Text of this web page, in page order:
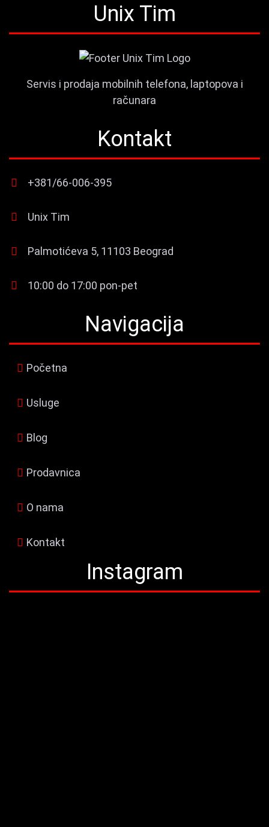
Unix Tim
Servis i prodaja mobilnih telefona, laptopova i
računara
Kontakt
+381/66-006-395
Unix Tim
Palmotićeva 5, 11103 Beograd
10:00 do 17:00 pon-pet
Navigacija
Početna
Usluge
Blog
Prodavnica
O nama
Kontakt
Instagram